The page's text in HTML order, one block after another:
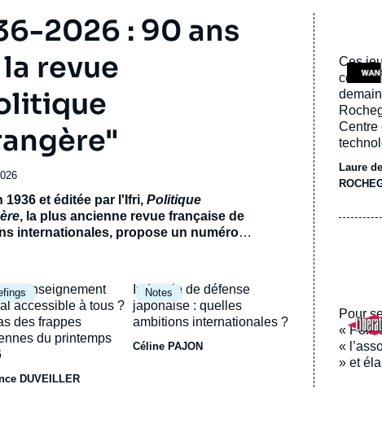
2026 : 90 ans
revue
1936 et éditée par l'Ifri, Politique
, la plus ancienne revue française de
internationales, propose un numéro
français et étrangers, ce numéro
de dresser le panorama d’un monde
et de ses avenirs possibles.
renseignement
accessible à tous ?
des frappes
du printemps
DUVEILLER
Notes
Image
principale
Industrie de défense
japonaise : quelles
ambitions internationales ?
Céline PAJON
Logo
Ces
Centre
Laure
Logo
Pour
«
«
» et